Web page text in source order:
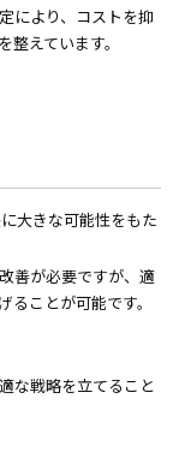
により、コストを抑
えています。
大きな可能性をもた
善が必要ですが、適
ことが可能です。
な戦略を立てること